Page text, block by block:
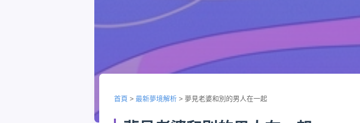
首頁 > 最新夢境解析 > 夢見老婆和別的男人在一起